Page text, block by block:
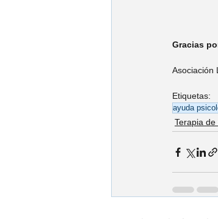
Gracias
Asociación
Etiquetas:
ayuda
Terapia de